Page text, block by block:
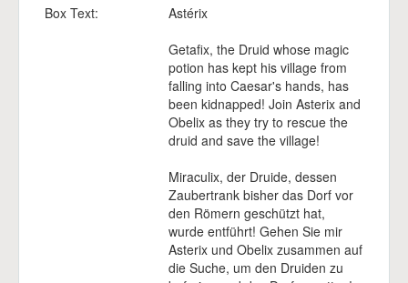
Box Text:
Astérix
Getafix, the Druid whose magic
potion has kept his village from
falling into Caesar's hands, has
been kidnapped! Join Asterix and
Obelix as they try to rescue the
druid and save the village!
Miraculix, der Druide, dessen
Zaubertrank bisher das Dorf vor
den Römern geschützt hat,
wurde entführt! Gehen Sie mir
Asterix und Obelix zusammen auf
die Suche, um den Druiden zu